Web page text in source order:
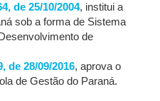
de 25/10/2004, institui a
sob a forma de Sistema
de
de 28/09/2016, aprova o
de Gestão do Paraná.